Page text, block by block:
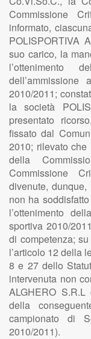
Commissione
informato,
POLISPORTIVA
suo carico, la
l’ottenimento
2010/2011;
la società
presentato
fissato dal
2010; rilevato
della
Commissione
divenute,
non ha
l’ottenimento
sportiva 2010/
di competenza;
l’articolo 12 della
8 e 27 dello
intervenuta non
ALGHERO
della
campionato di
2010/2011).